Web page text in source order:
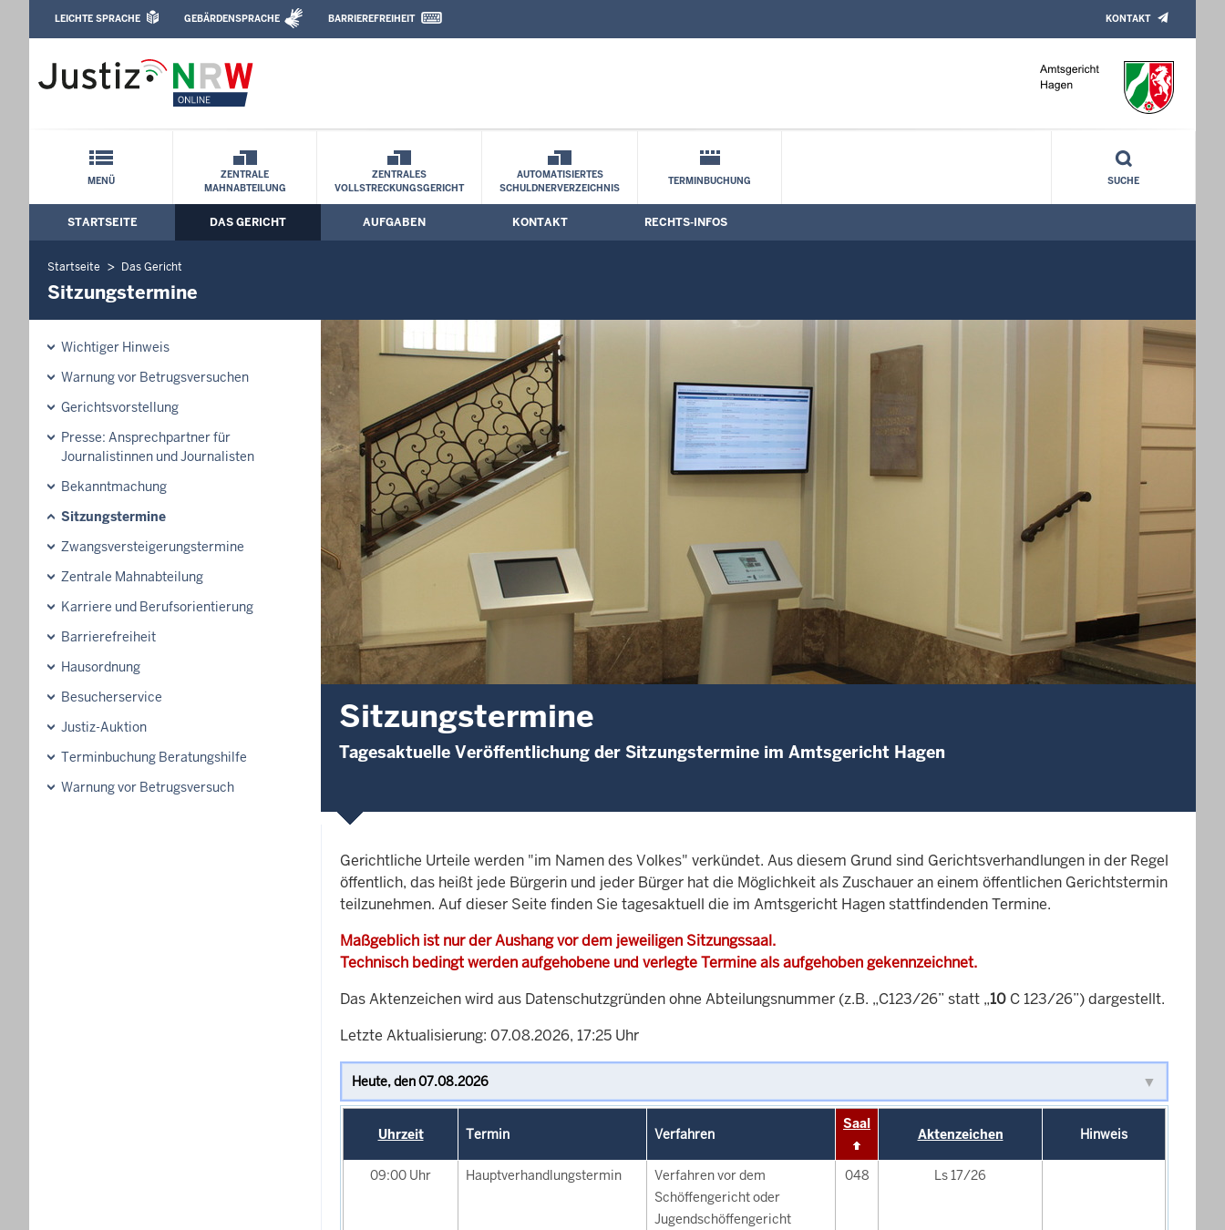
Amtsgericht Hagen: Sitzungstermine
Leichte Sprache, Gebärdensprachenvideo und Kontaktformular
LEICHTE SPRACHE GEBÄRDENSPRACHE BARRIEREFREIHEIT KONTAKT
Schnellnavigation mit Volltext-Suche
MENÜ
ZENTRALE
MAHNABTEILUNG
ZENTRALES
VOLLSTRECKUNGSGERICHT
AUTOMATISIERTES
SCHULDNERVERZEICHNIS
TERMINBUCHUNG SUCHE
Hauptmenü: Hauptnavigation
STARTSEITE DAS GERICHT AUFGABEN KONTAKT RECHTS-INFOS
Startseite Das Gericht
Sitzungstermine
Wichtiger Hinweis
Warnung vor Betrugsversuchen
Gerichtsvorstellung
Presse: Ansprechpartner für
Journalistinnen und Journalisten
Bekanntmachung
Sitzungstermine
Zwangsversteigerungs­termine
Zentrale Mahnabteilung
Karriere und Berufsorientierung
Barrierefreiheit
Hausordnung
Besucherservice
Justiz-Auktion
Terminbuchung Beratungshilfe
Warnung vor Betrugsversuch
Sitzungstermine
Tagesaktuelle Veröffentlichung der Sitzungstermine im Amtsgericht Hagen
Gerichtliche Urteile werden "im Namen des Volkes" verkündet. Aus diesem Grund sind Gerichtsverhandlungen in der Regel
öffentlich, das heißt jede Bürgerin und jeder Bürger hat die Möglichkeit als Zuschauer an einem öffentlichen Gerichtstermin
teilzunehmen. Auf dieser Seite finden Sie tagesaktuell die im Amtsgericht Hagen stattfindenden Termine.
Maßgeblich ist nur der Aushang vor dem jeweiligen Sitzungssaal.
Technisch bedingt werden aufgehobene und verlegte Termine als aufgehoben gekennzeichnet.
Das Aktenzeichen wird aus Datenschutzgründen ohne Abteilungsnummer (z.B. „C123/26” statt „10 C 123/26”) dargestellt.
Letzte Aktualisierung: 07.08.2026, 17:25 Uhr
Uhrzeit Termin Verfahren
Saal
Aktenzeichen Hinweis
09:00 Uhr Hauptverhandlungstermin
Verfahren vor dem
Schöffengericht oder
Jugendschöffengericht
048 Ls 17/26